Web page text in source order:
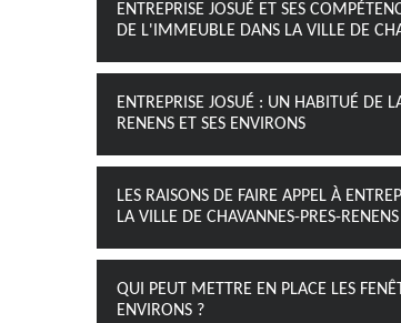
ENTREPRISE JOSUÉ ET SES
DE L'IMMEUBLE DANS LA VILLE DE
ENTREPRISE JOSUÉ : UN HABITUÉ DE
RENENS ET SES ENVIRONS
LES RAISONS DE FAIRE APPEL À
LA VILLE DE CHAVANNES-PRES-
QUI PEUT METTRE EN PLACE LES
ENVIRONS ?